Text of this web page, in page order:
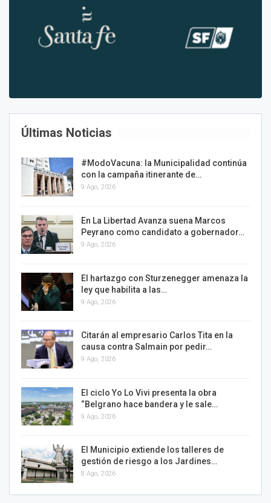
Últimas Noticias
#ModoVacuna: la Municipalidad continúa
con la campaña itinerante de…
9 Ago, 2026
En La Libertad Avanza suena Marcos
Peyrano como candidato a gobernador…
9 Ago, 2026
El hartazgo con Sturzenegger amenaza la
ley que habilita a las…
9 Ago, 2026
Citarán al empresario Carlos Tita en la
causa contra Salmain por pedir…
9 Ago, 2026
El ciclo Yo Lo Vivi presenta la obra
“Belgrano hace bandera y le sale…
9 Ago, 2026
El Municipio extiende los talleres de
gestión de riesgo a los Jardines…
8 Ago, 2026